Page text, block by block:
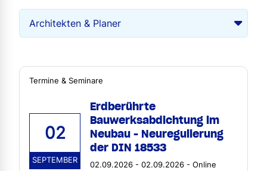
Termine & Seminare
02
SEPTEMBER
Erdberührte
Bauwerksabdichtung im
Neubau - Neuregulierung
der DIN 18533
02.09.2026 - 02.09.2026 - Online